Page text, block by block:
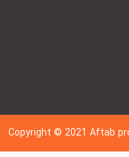
Copyright © 202 1Aftab